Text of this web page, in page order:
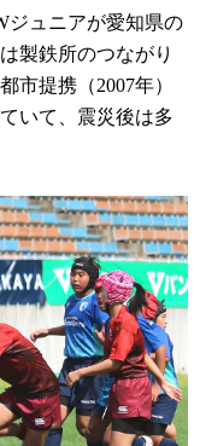
ュニアが愛知県の
製鉄所のつながり
市提携（2007年）
いて、震災後は多